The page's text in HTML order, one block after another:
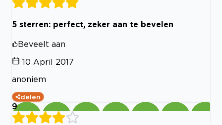
5 sterren: perfect, zeker aan te bevelen
Beveelt aan
10 April 2017
anoniem
delen
9